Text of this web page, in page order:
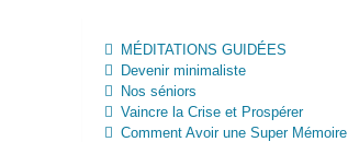
MÉDITATIONS GUIDÉES
Devenir minimaliste
Nos séniors
Vaincre la Crise et Prospérer
Comment Avoir une Super Mémoire